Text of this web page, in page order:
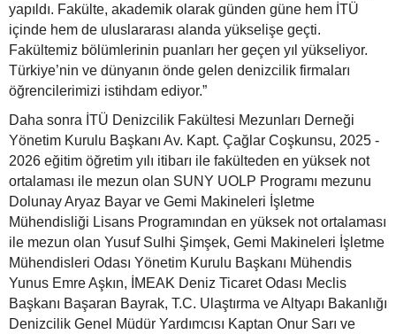
yapıldı. Fakülte, akademik olarak günden güne hem İTÜ
içinde hem de uluslararası alanda yükselişe geçti.
Fakültemiz bölümlerinin puanları her geçen yıl yükseliyor.
Türkiye’nin ve dünyanın önde gelen denizcilik firmaları
öğrencilerimizi istihdam ediyor.”
Daha sonra İTÜ Denizcilik Fakültesi Mezunları Derneği
Yönetim Kurulu Başkanı Av. Kapt. Çağlar Coşkunsu, 2025 -
2026 eğitim öğretim yılı itibarı ile fakülteden en yüksek not
ortalaması ile mezun olan SUNY UOLP Programı mezunu
Dolunay Aryaz Bayar ve Gemi Makineleri İşletme
Mühendisliği Lisans Programından en yüksek not ortalaması
ile mezun olan Yusuf Sulhi Şimşek, Gemi Makineleri İşletme
Mühendisleri Odası Yönetim Kurulu Başkanı Mühendis
Yunus Emre Aşkın, İMEAK Deniz Ticaret Odası Meclis
Başkanı Başaran Bayrak, T.C. Ulaştırma ve Altyapı Bakanlığı
Denizcilik Genel Müdür Yardımcısı Kaptan Onur Sarı ve